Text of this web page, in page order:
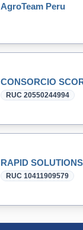
AgroTeam Peru
CONSORCIO
RUC 20550244994
RAPID SOLUTIONS
RUC 10411909579